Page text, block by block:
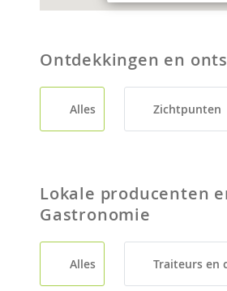
Ontdekkingen en
Alles Zichtpunten
Lokale producenten
Gastronomie
Alles Traiteurs en